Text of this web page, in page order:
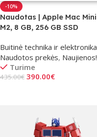
-10%
Naudotas | Apple Mac Mini
M2, 8 GB, 256 GB SSD
Buitinė technika ir elektronika
Naudotos prekės, Naujienos!
Turime
435.00€ 390.00€